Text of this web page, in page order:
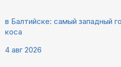
в Балтийске: самый западный
коса
4 авг 2026